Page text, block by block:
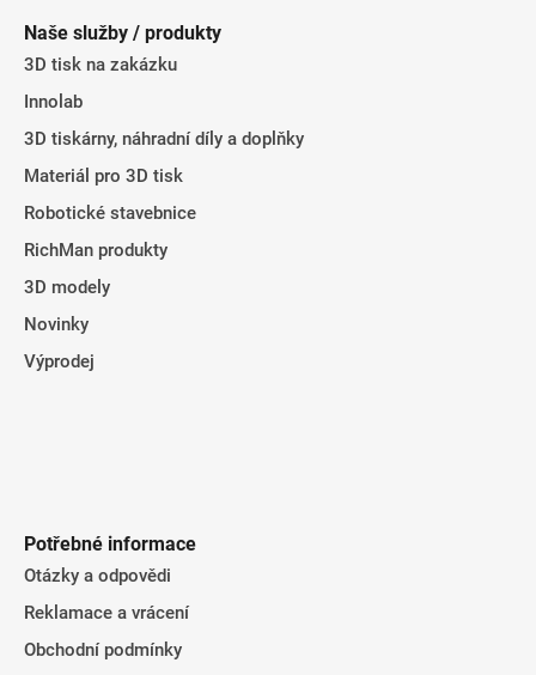
Naše služby / produkty
3D tisk na zakázku
Innolab
3D tiskárny, náhradní díly a doplňky
Materiál pro 3D tisk
Robotické stavebnice
RichMan produkty
3D modely
Novinky
Výprodej
Potřebné informace
Otázky a odpovědi
Reklamace a vrácení
Obchodní podmínky